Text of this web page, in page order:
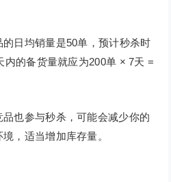
日均销量是50单，预计秒杀时
内的备货量就应为200单 × 7天 =
品也参与秒杀，可能会减少你的
，适当增加库存量。